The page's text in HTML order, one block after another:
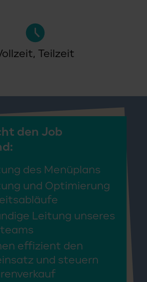
Teilzeit
den Job
des Menüplans
und Optimierung
Leitung unseres
effizient den
und steuern